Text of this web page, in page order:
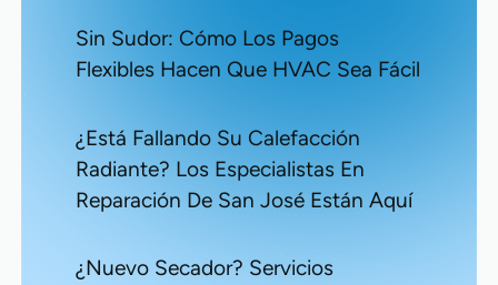
Sin Sudor: Cómo Los Pagos
Flexibles Hacen Que HVAC Sea Fácil
¿Está Fallando Su Calefacción
Radiante? Los Especialistas En
Reparación De San José Están Aquí
¿Nuevo Secador? Servicios